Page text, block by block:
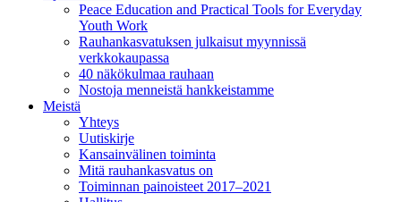
Peace Education and Practical Tools for Everyday
Youth Work
Rauhankasvatuksen julkaisut myynnissä
verkkokaupassa
40 näkökulmaa rauhaan
Nostoja menneistä hankkeistamme
Meistä
Yhteys
Uutiskirje
Kansainvälinen toiminta
Mitä rauhankasvatus on
Toiminnan painoisteet 2017–2021